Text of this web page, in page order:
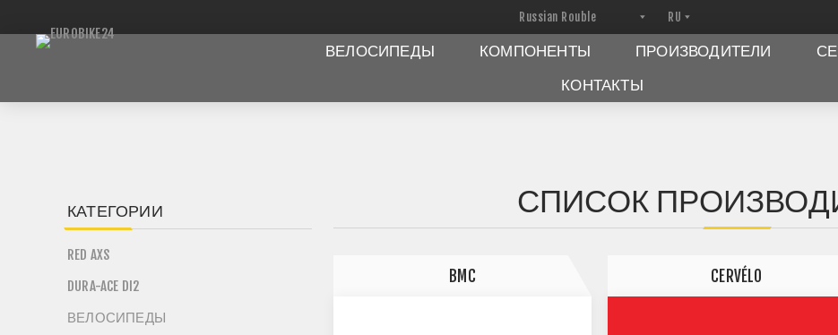
ВЕЛОСИПЕДЫ КОМПОНЕНТЫ ПРОИЗВОДИТЕЛИ
КОНТАКТЫ
СПИСОК
BMC CERVÉLO
КАТЕГОРИИ
RED AXS
DURA-ACE DI2
ВЕЛОСИПЕДЫ